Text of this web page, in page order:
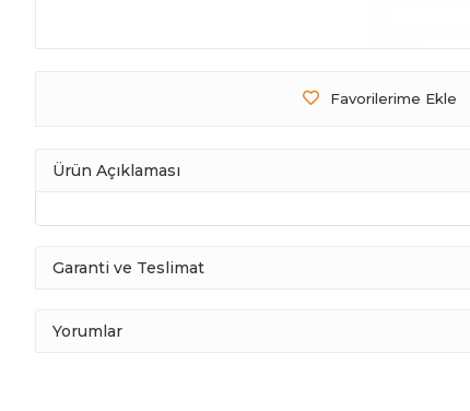
Favorilerime Ekle
Ürün Açıklaması
Garanti ve Teslimat
Yorumlar